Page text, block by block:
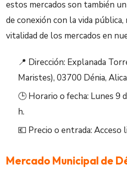
estos mercados son también
de conexión con la vida
vitalidad de los mercados en
📍 Dirección: Explanada
Maristes), 03700 Dénia,
🕒 Horario o fecha: Lunes 9
h.
💶 Precio o entrada: Acceso
Mercado Municipal de